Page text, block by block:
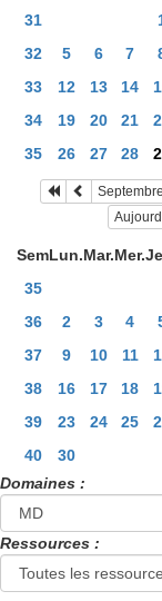
31
32
5 6 7
33
12 13 14
34
19 20 21
35
26 27 28
SemLun.Mar.Mer.
35
36
2 3 4
37
9 10 11
38
16 17 18
39
23 24 25
40
30
Domaines :
Ressources :